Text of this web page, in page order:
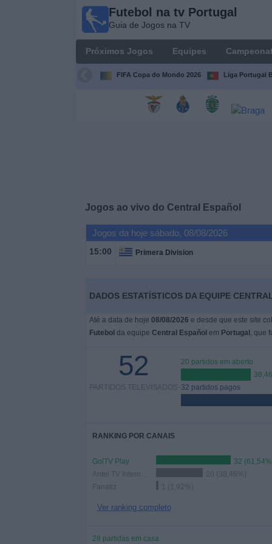
Futebol na tv Portugal
Guia de Jogos na TV
Próximos Jogos Equipes
FIFA Copa do Mondo 2026 Liga Portugal
Jogos ao vivo do Central Español
Jogos da hoje sábado, 08/08/2026
15:00 Primera Division
DADOS ESTATÍSTICOS DA EQUIPE
Até a data de hoje 08/08/2026 e desde que este site
Futebol da equipe Central Español em Portugal , que
52
PARTIDOS TELEVISADOS
20 partidos em aberto
32 partidos pagos
RANKING POR CANAIS
GolTV Play
32
20 (38,46%)
Fanatiz
1 (1,92%)
Ver ranking completo
28 partidas em casa
Portugal
Jogos na TV